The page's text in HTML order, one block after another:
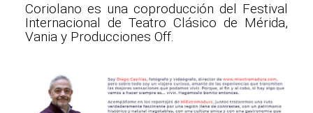
Coriolano es una coproducción del Festival
Internacional de Teatro Clásico de Mérida,
Vania y Producciones Off.